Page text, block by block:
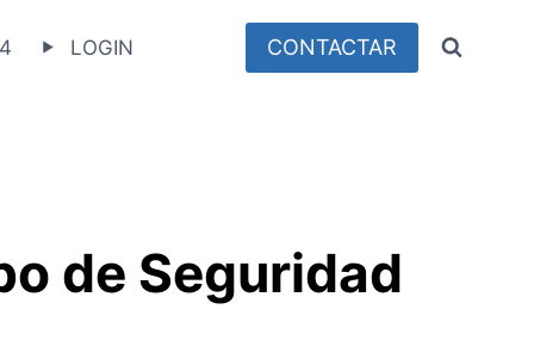
LOGIN CONTACTAR
de Seguridad